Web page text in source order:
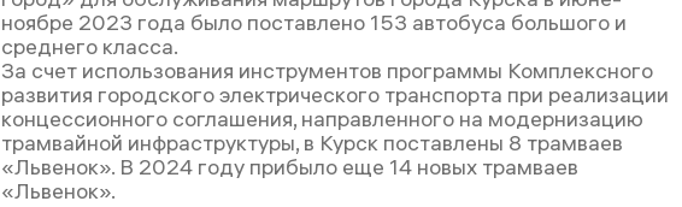
ноябре 2023 года было поставлено 153 автобуса большого и
среднего класса.
За счет использования инструментов программы Комплексного
развития городского электрического транспорта при реализации
концессионного соглашения, направленного на модернизацию
трамвайной инфраструктуры, в Курск поставлены 8 трамваев
«Львенок». В 2024 году прибыло еще 14 новых трамваев
«Львенок».